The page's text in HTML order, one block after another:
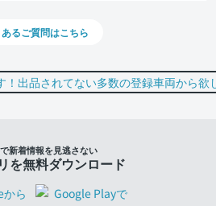
あるご質問はこちら
新着情報を見逃さない
を無料ダウンロード